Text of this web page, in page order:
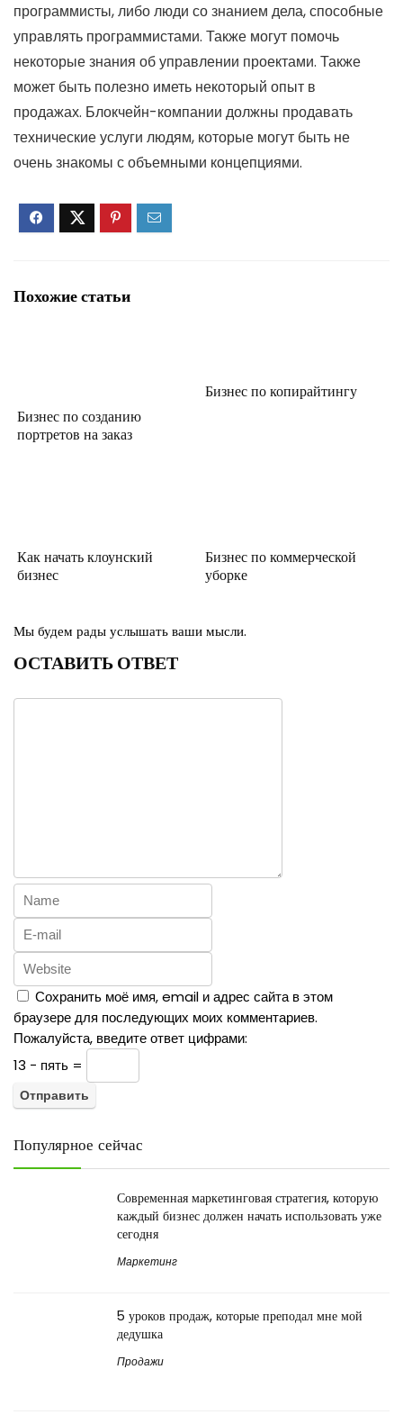
программисты, либо люди со знанием дела, способные
управлять программистами. Также могут помочь
некоторые знания об управлении проектами. Также
может быть полезно иметь некоторый опыт в
продажах. Блокчейн-компании должны продавать
технические услуги людям, которые могут быть не
очень знакомы с объемными концепциями.
Похожие статьи
Бизнес по созданию
портретов на заказ
Бизнес по копирайтингу
Как начать клоунский
бизнес
Бизнес по коммерческой
уборке
Мы будем рады услышать ваши мысли.
ОСТАВИТЬ ОТВЕТ
Сохранить моё имя, email и адрес сайта в этом
браузере для последующих моих комментариев.
Пожалуйста, введите ответ цифрами:
13 − пять =
Популярное сейчас
Современная маркетинговая стратегия, которую
каждый бизнес должен начать использовать уже
сегодня
Маркетинг
5 уроков продаж, которые преподал мне мой
дедушка
Продажи